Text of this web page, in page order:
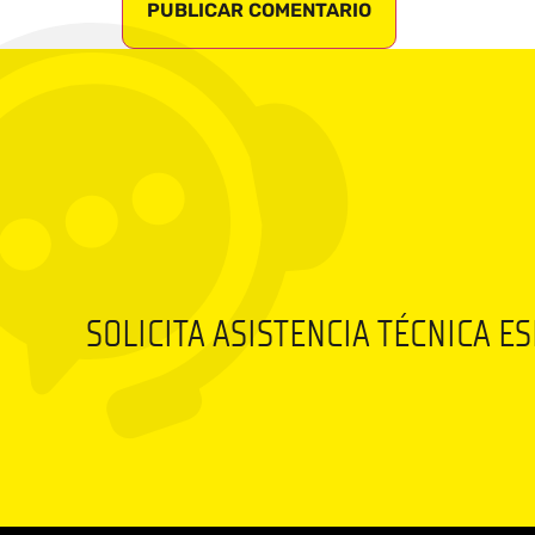
SOLICITA ASISTENCIA TÉCNICA